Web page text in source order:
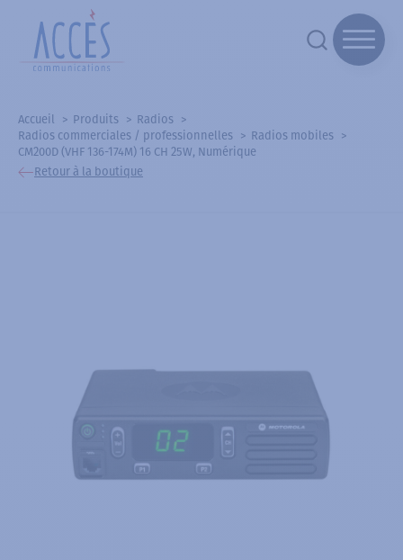
Accueil Produits
Radios
Radios commerciales / professionnelles
Radios mobiles
CM200D (VHF 136-174M) 16 CH 25W, Numérique
Retour à la boutique